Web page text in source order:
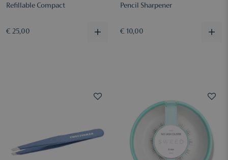
Refillable Compact
€ 25,00
Pencil Sharpener
€ 10,00